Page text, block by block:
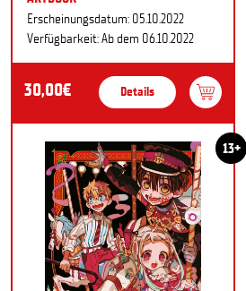
Erscheinungsdatum: 05.10.2022
Verfügbarkeit: Ab dem 06.10.2022
30,00€ Details
13+